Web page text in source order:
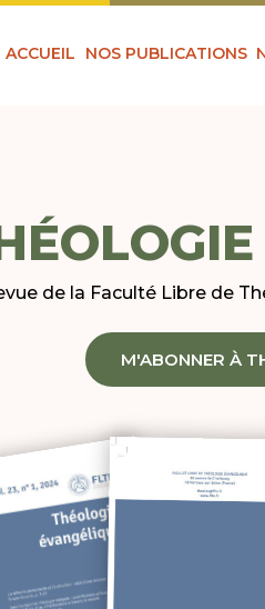
ACCUEIL NOS PUBLICATIONS
de la Faculté Libre de
M'ABONNER À